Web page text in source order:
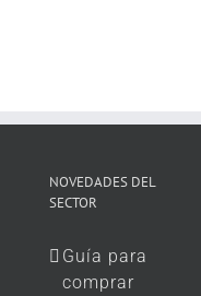
NOVEDADES DEL
SECTOR
Guía para
comprar